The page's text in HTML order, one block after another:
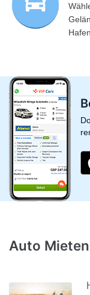
Hafen
Auto